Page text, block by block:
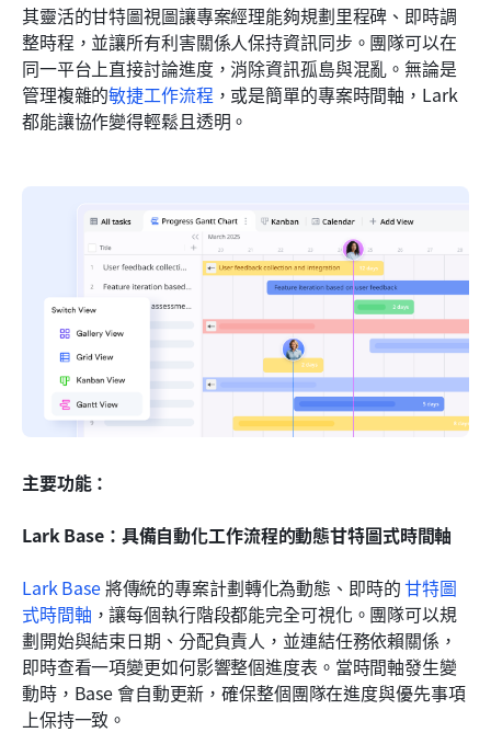
其靈活的甘特圖視圖讓專案經理能夠規劃里程碑、即時調
整時程，並讓所有利害關係人保持資訊同步。團隊可以在
同一平台上直接討論進度，消除資訊孤島與混亂。無論是
管理複雜的敏捷工作流程 ，或是簡單的專案時間軸，Lark
都能讓協作變得輕鬆且透明。
主要功能：
Lark Base：具備自動化工作流程的動態甘特圖式時間軸
Lark Base 將傳統的專案計劃轉化為動態、即時的 甘特圖
式時間軸 ，讓每個執行階段都能完全可視化。團隊可以規
劃開始與結束日期、分配負責人，並連結任務依賴關係，
即時查看一項變更如何影響整個進度表。當時間軸發生變
動時，Base 會自動更新，確保整個團隊在進度與優先事項
上保持一致。